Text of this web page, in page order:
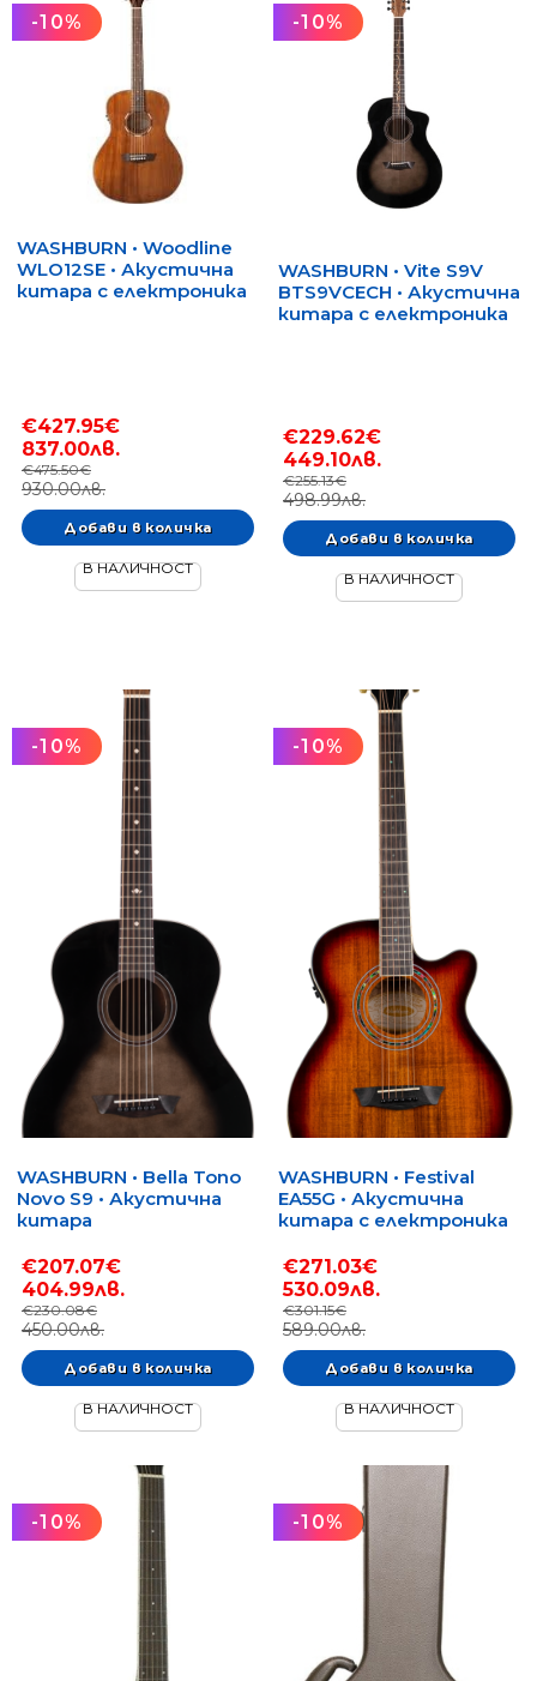
-10%
WASHBURN • Woodline
WLO12SE • Акустична
китара с електроника
€427.95€
837.00лв.
€475.50€
930.00лв.
В НАЛИЧНОСТ
-10%
WASHBURN • Vite S9V
BTS9VCECH • Акустична
китара с електроника
€229.62€
449.10лв.
€255.13€
498.99лв.
В НАЛИЧНОСТ
-10%
WASHBURN • Bella Tono
Novo S9 • Акустична
китара
€207.07€
404.99лв.
€230.08€
450.00лв.
В НАЛИЧНОСТ
-10%
WASHBURN • Festival
EA55G • Акустична
китара с електроника
€271.03€
530.09лв.
€301.15€
589.00лв.
В НАЛИЧНОСТ
-10% -10%